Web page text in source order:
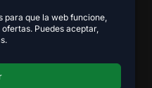
para que la web funcione,
Puedes aceptar,